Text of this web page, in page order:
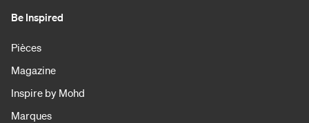
Be Inspired
Pièces
Magazine
Inspire by Mohd
Marques